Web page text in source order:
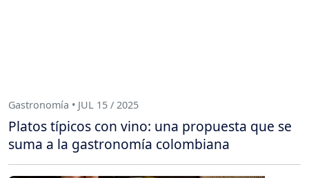
Gastronomía • JUL 15 / 2025
Platos típicos con vino: una propuesta que se
suma a la gastronomía colombiana